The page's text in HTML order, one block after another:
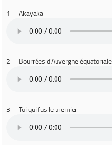
1 -- Akayaka
2 -- Bourrées d'Auvergne équatoriale
3 -- Toi qui fus le premier